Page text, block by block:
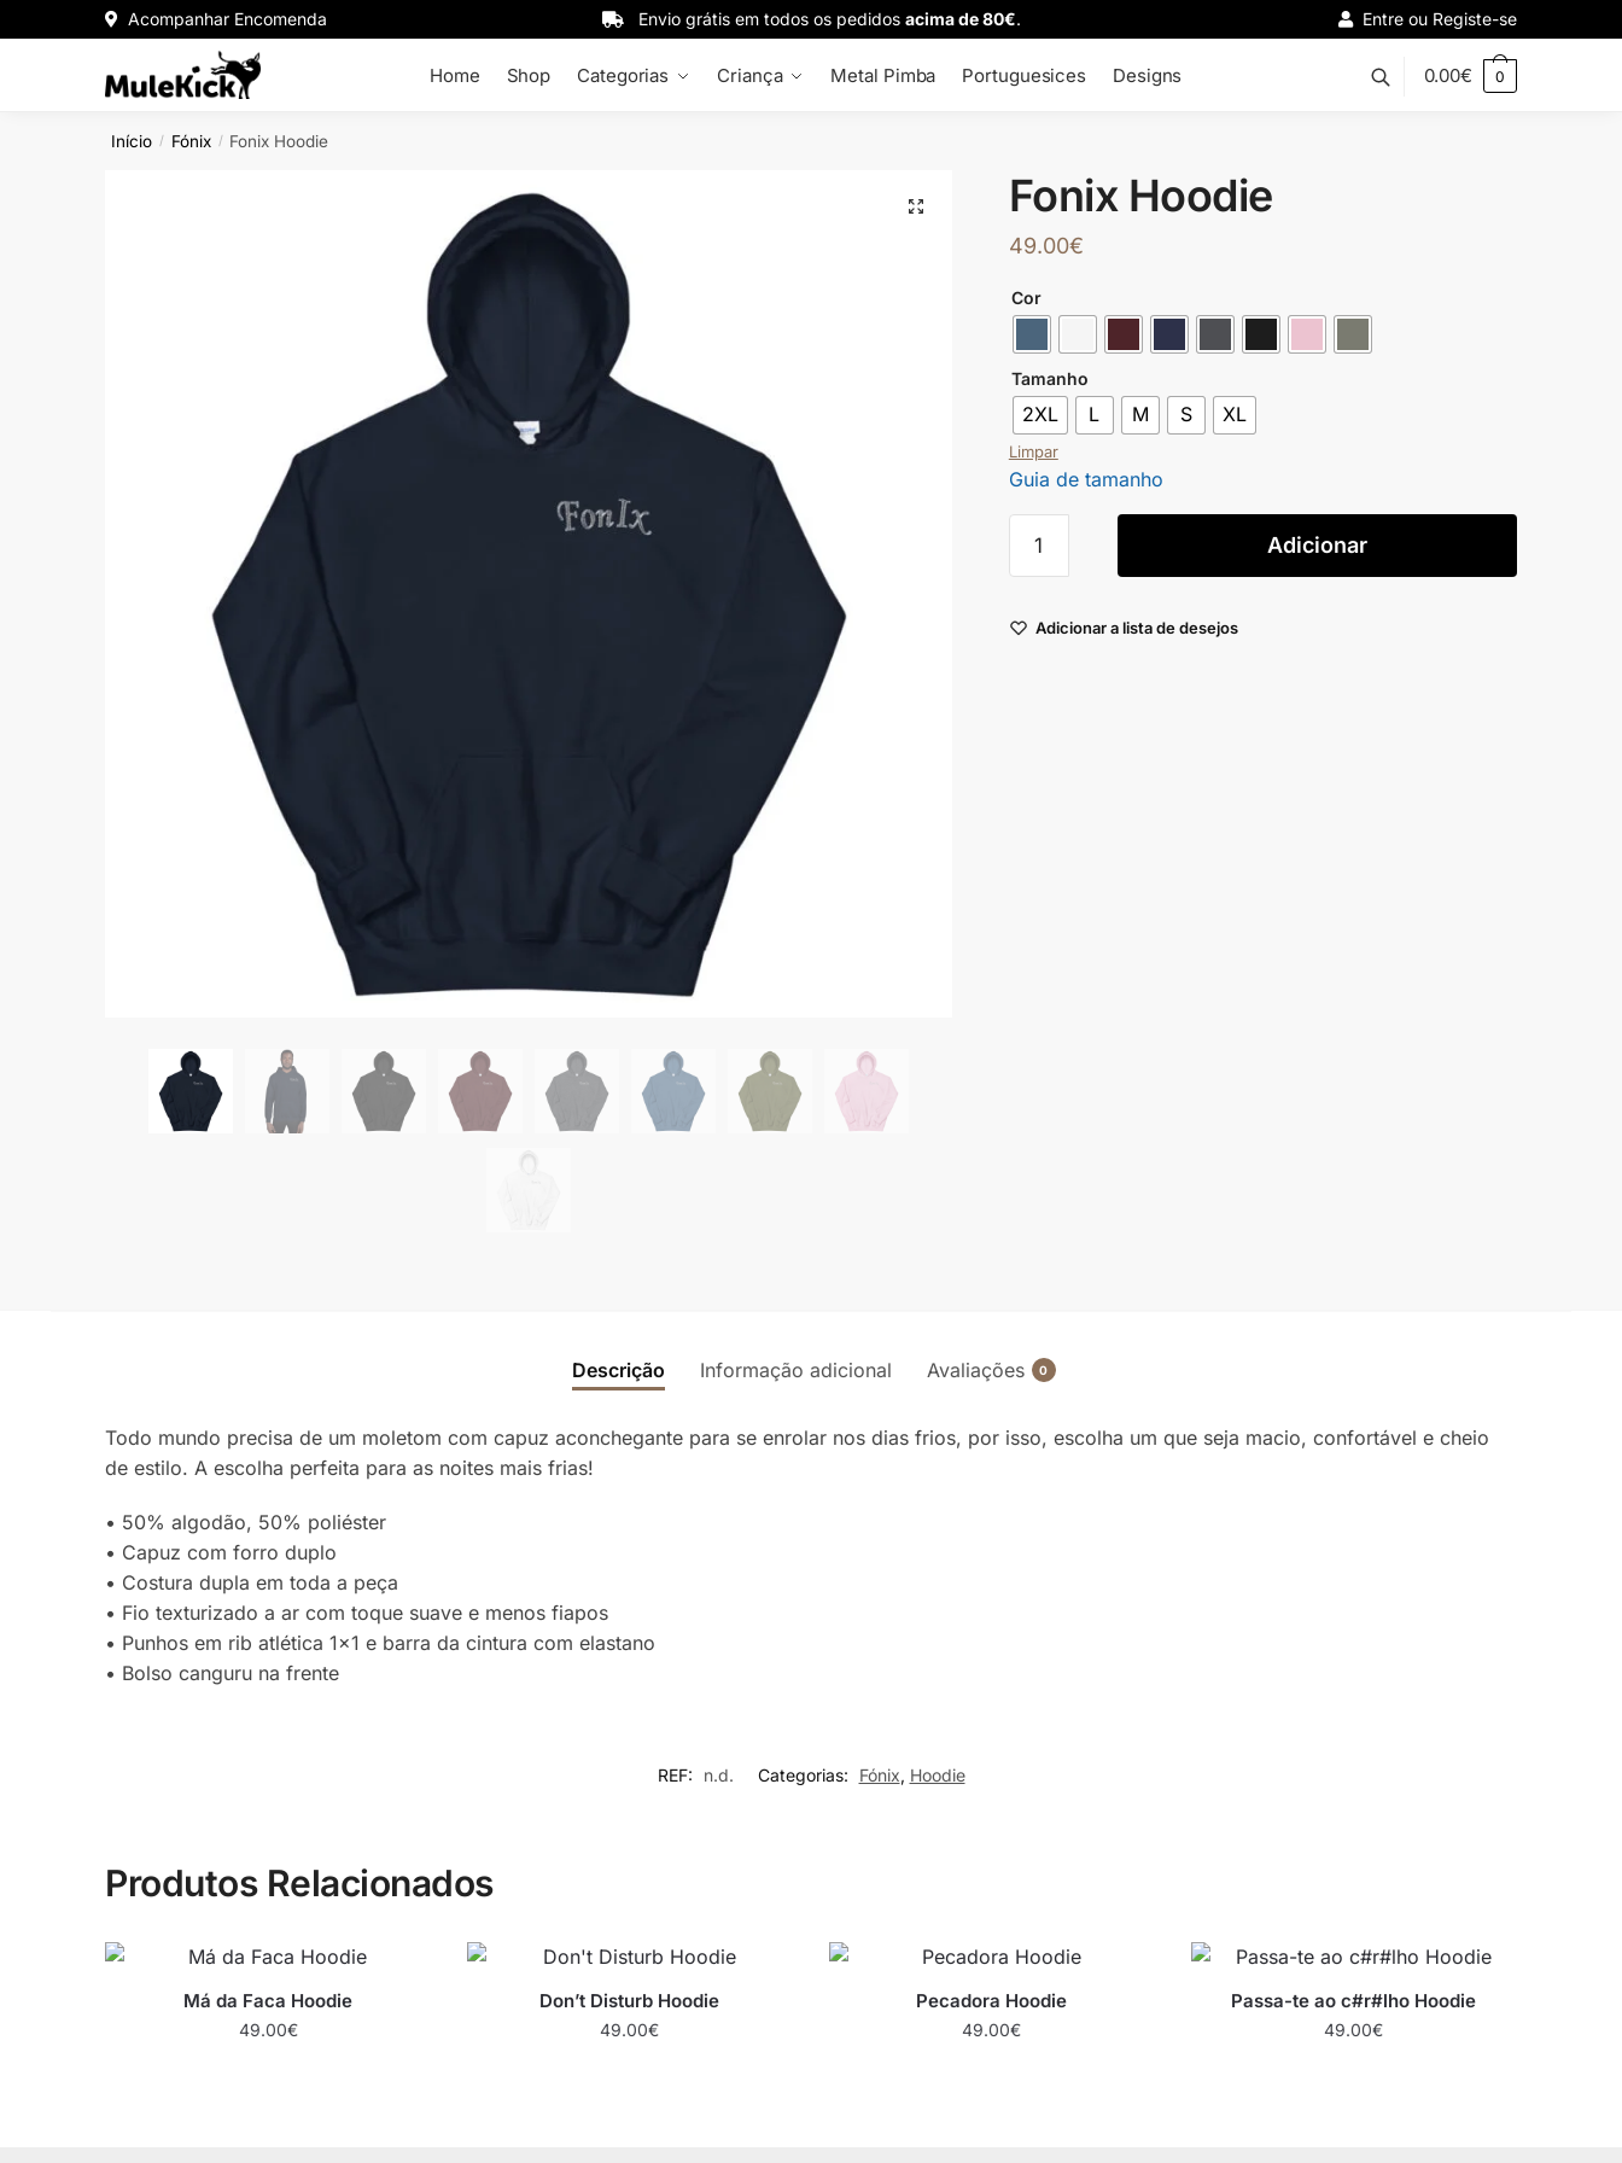
Acompanhar Encomenda Envio grátis em todos os pedidos acima de 80€. Entre ou Registe-se
Home Shop Categorias Criança Metal Pimba Portuguesices Designs 0.00€ 0
Início / Fónix / Fonix Hoodie
🔍 Fonix Hoodie
49.00€
Cor
Tamanho
2XL L M S XL
Limpar
Guia de tamanho
Adicionar
Adicionar a lista de desejos
Descrição Informação adicional Avaliações 0
Todo mundo precisa de um moletom com capuz aconchegante para se enrolar nos dias frios, por isso, escolha um que seja macio, confortável e cheio
de estilo. A escolha perfeita para as noites mais frias!
• 50% algodão, 50% poliéster
• Capuz com forro duplo
• Costura dupla em toda a peça
• Fio texturizado a ar com toque suave e menos fiapos
• Punhos em rib atlética 1×1 e barra da cintura com elastano
• Bolso canguru na frente
REF: n.d. Categorias: Fónix, Hoodie
Produtos Relacionados
Má da Faca Hoodie
49.00€
Don’t Disturb Hoodie
49.00€
Pecadora Hoodie
49.00€
Passa-te ao c#r#lho Hoodie
49.00€